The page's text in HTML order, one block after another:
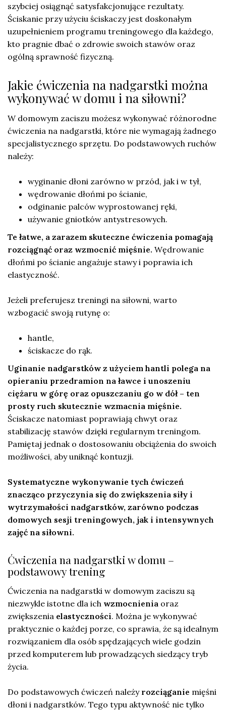
szybciej osiągnąć satysfakcjonujące rezultaty.
Ściskanie przy użyciu ściskaczy jest doskonałym
uzupełnieniem programu treningowego dla każdego,
kto pragnie dbać o zdrowie swoich stawów oraz
ogólną sprawność fizyczną.
Jakie ćwiczenia na nadgarstki można
wykonywać w domu i na siłowni?
W domowym zaciszu możesz wykonywać różnorodne
ćwiczenia na nadgarstki, które nie wymagają żadnego
specjalistycznego sprzętu. Do podstawowych ruchów
należy:
wyginanie dłoni zarówno w przód, jak i w tył,
wędrowanie dłońmi po ścianie,
odginanie palców wyprostowanej ręki,
używanie gniotków antystresowych.
Te łatwe, a zarazem skuteczne ćwiczenia pomagają
rozciągnąć oraz wzmocnić mięśnie. Wędrowanie
dłońmi po ścianie angażuje stawy i poprawia ich
elastyczność.
Jeżeli preferujesz treningi na siłowni, warto
wzbogacić swoją rutynę o:
hantle,
ściskacze do rąk.
Uginanie nadgarstków z użyciem hantli polega na
opieraniu przedramion na ławce i unoszeniu
ciężaru w górę oraz opuszczaniu go w dół – ten
prosty ruch skutecznie wzmacnia mięśnie.
Ściskacze natomiast poprawiają chwyt oraz
stabilizację stawów dzięki regularnym treningom.
Pamiętaj jednak o dostosowaniu obciążenia do swoich
możliwości, aby uniknąć kontuzji.
Systematyczne wykonywanie tych ćwiczeń
znacząco przyczynia się do zwiększenia siły i
wytrzymałości nadgarstków, zarówno podczas
domowych sesji treningowych, jak i intensywnych
zajęć na siłowni.
Ćwiczenia na nadgarstki w domu –
podstawowy trening
Ćwiczenia na nadgarstki w domowym zaciszu są
niezwykle istotne dla ich wzmocnienia oraz
zwiększenia elastyczności. Można je wykonywać
praktycznie o każdej porze, co sprawia, że są idealnym
rozwiązaniem dla osób spędzających wiele godzin
przed komputerem lub prowadzących siedzący tryb
życia.
Do podstawowych ćwiczeń należy rozciąganie mięśni
dłoni i nadgarstków. Tego typu aktywność nie tylko